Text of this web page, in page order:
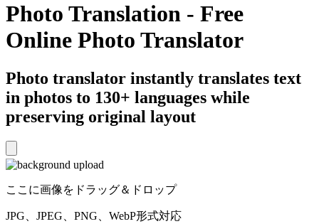
Photo Translation - Free
Online Photo Translator
Photo translator instantly translates text
in photos to 130+ languages while
preserving original layout
ここに画像をドラッグ＆ドロップ
JPG、JPEG、PNG、WebP形式対応